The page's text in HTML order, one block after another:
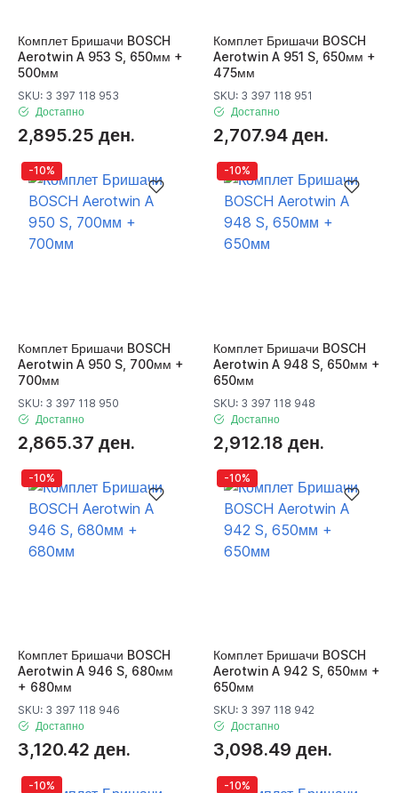
Комплет Бришачи BOSCH
Aerotwin A 953 S, 650мм +
500мм
SKU: 3 397 118 953
Достапно
2,895.25 ден.
Комплет Бришачи BOSCH
Aerotwin A 951 S, 650мм +
475мм
SKU: 3 397 118 951
Достапно
2,707.94 ден.
-10%
Комплет Бришачи BOSCH
Aerotwin A 950 S, 700мм +
700мм
SKU: 3 397 118 950
Достапно
2,865.37 ден.
-10%
Комплет Бришачи BOSCH
Aerotwin A 948 S, 650мм +
650мм
SKU: 3 397 118 948
Достапно
2,912.18 ден.
-10%
Комплет Бришачи BOSCH
Aerotwin A 946 S, 680мм
+ 680мм
SKU: 3 397 118 946
Достапно
3,120.42 ден.
-10%
Комплет Бришачи BOSCH
Aerotwin A 942 S, 650мм +
650мм
SKU: 3 397 118 942
Достапно
3,098.49 ден.
-10% -10%